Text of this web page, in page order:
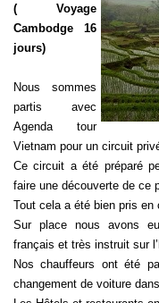
( Voyage
Cambodge 16
jours)
Nous sommes
partis avec
Agenda tour
Vietnam pour un circuit
Ce circuit a été préparé
faire une découverte de ce
Tout cela a été bien pris en
Sur place nous avons
français et très instruit sur
Nos chauffeurs ont été
changement de voiture dans